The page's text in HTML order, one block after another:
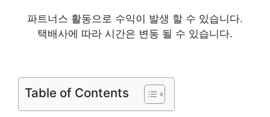
추천 제품 2024
천 제품 2024
dl380gen103204
파트너스 활동으로 수익이 발생 할 수 있습니다.
택배사에 따라 시간은 변동 될 수 있습니다.
Table of Contents